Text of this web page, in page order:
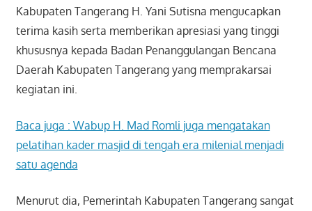
Kabupaten Tangerang H. Yani Sutisna mengucapkan
terima kasih serta memberikan apresiasi yang tinggi
khususnya kepada Badan Penanggulangan Bencana
Daerah Kabupaten Tangerang yang memprakarsai
kegiatan ini.
Baca juga : Wabup H. Mad Romli juga mengatakan
pelatihan kader masjid di tengah era milenial menjadi
satu agenda
Menurut dia, Pemerintah Kabupaten Tangerang sangat